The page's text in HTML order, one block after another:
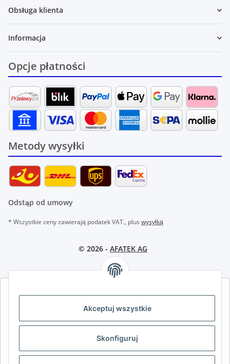
Akceptuj wszystkie
Skonfiguruj
Obsługa klienta
Informacja
Opcje płatności
Metody wysyłki
Odstąp od umowy
* Wszystkie ceny zawierają podatek VAT., plus wysyłką
© 2026 - AFATEK AG
AFATEK INTERNATIONAL – WYBIERZ REGION I JĘZYK | SELECT
DE AT CH (DE) CH (FR)
BE (NL) BE (FR)